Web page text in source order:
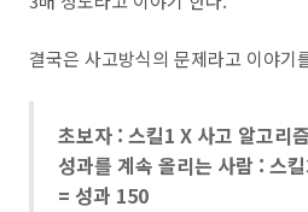
결국은 사고방식의 문제라고 이야기
초보자 : 스킬1 X 사고 알고리
성과를 계속 올리는 사람 : 스
= 성과 150